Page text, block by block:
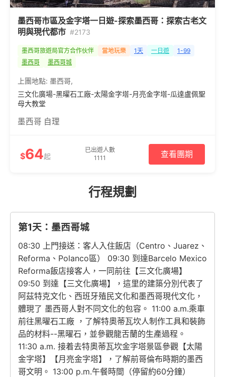
墨西哥市區及金字塔一日遊-探索墨西哥：探索古老文
明與現代都市 #2173
墨西哥旅遊局官方合作伙伴 當地玩樂 1天 一日遊
1-99
墨西哥
墨西哥城
上團地點: 墨西哥,
三文化廣場-黑曜石工廠-太陽金字塔-月亮金字塔-瓜達盧佩聖
母大教堂
墨西哥 自理
$64起
已出遊人數
1111
查看團期
行程規劃
第1天：墨西哥城
08:30 上門接送：客人入住飯店（Centro、Juarez、
Reforma、Polanco區） 09:30 到達Barcelo Mexico
Reforma飯店接客人，一同前往【三文化廣場】
09:50 到達【三文化廣場】，這里的建築分別代表了
阿茲特克文化、西班牙殖民文化和墨西哥現代文化，
體現了 墨西哥人對不同文化的包容。 11:00 a.m.乘車
前往黑曜石工廠 ，了解特奧蒂瓦坎人制作工具和裝飾
品的材料--黑曜石，並參觀龍舌蘭的生產過程。
11:30 a.m. 接着去特奧蒂瓦坎金字塔景區參觀【太陽
金字塔】【月亮金字塔】，了解前哥倫布時期的墨西
哥文明。 13:00 p.m.午餐時間（停留約60分鐘）